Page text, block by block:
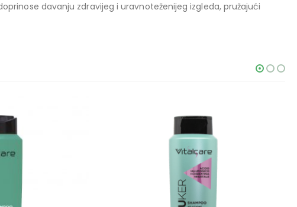
davanju zdravijeg i uravnoteženijeg izgleda, pružajući